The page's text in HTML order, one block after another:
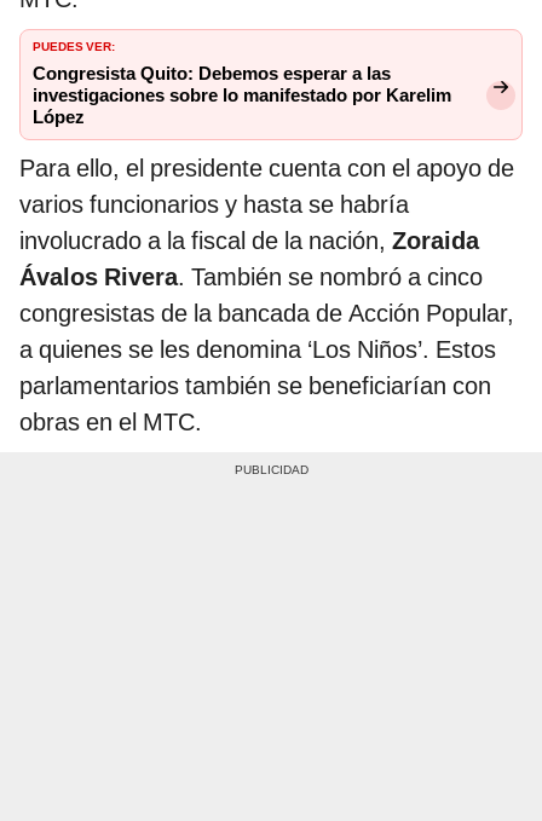
PUEDES VER:
Congresista Quito: Debemos esperar a las
investigaciones sobre lo manifestado por Karelim
López
Para ello, el presidente cuenta con el apoyo de
varios funcionarios y hasta se habría
involucrado a la fiscal de la nación, Zoraida
Ávalos Rivera. También se nombró a cinco
congresistas de la bancada de Acción Popular,
a quienes se les denomina ‘Los Niños’. Estos
parlamentarios también se beneficiarían con
obras en el MTC.